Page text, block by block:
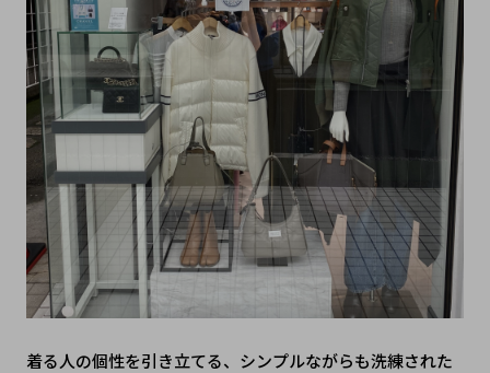
着る人の個性を引き立てる、シンプルながらも洗練された